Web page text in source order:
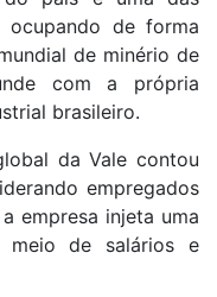
ocupando de forma
de minério de
com a própria
brasileiro.
da Vale contou
empregados
empresa injeta uma
de salários e